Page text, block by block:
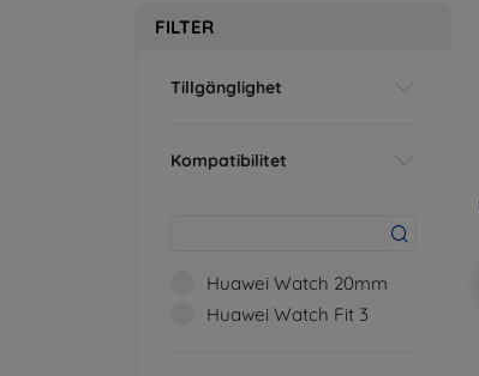
FILTER
Tillgänglighet
Kompatibilitet
Huawei Watch 20mm
Huawei Watch Fit 3